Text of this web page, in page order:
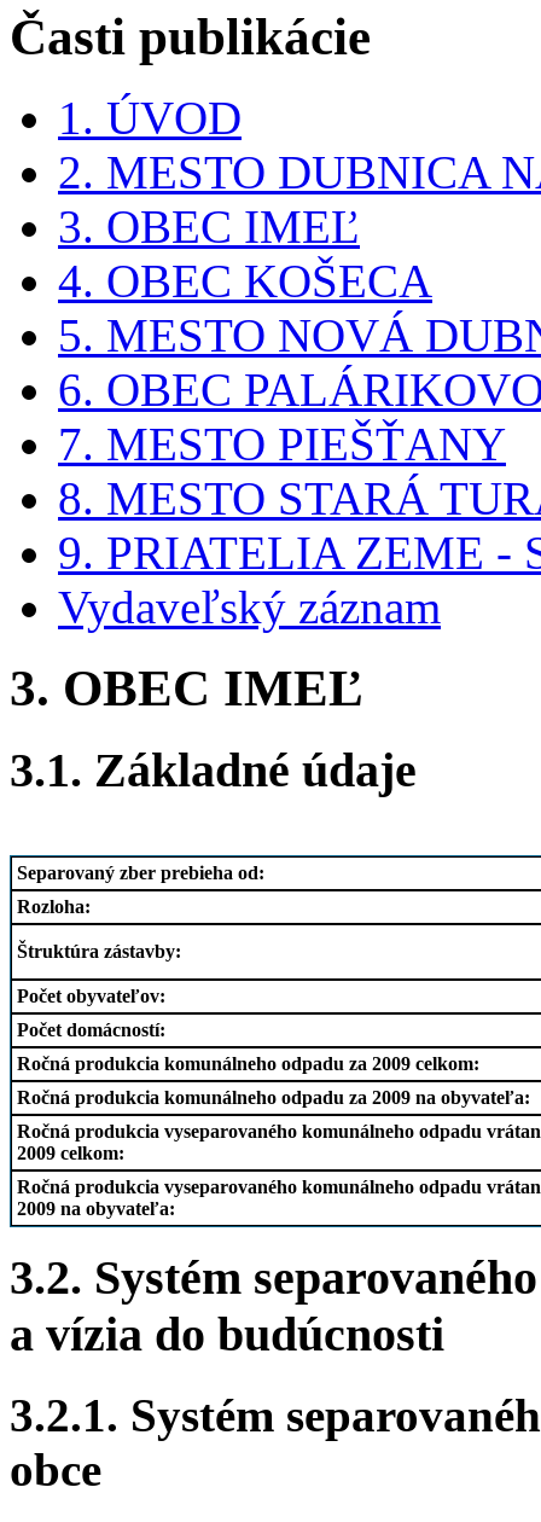
Časti publikácie
1. ÚVOD
2. MESTO DUBNICA
3. OBEC IMEĽ
4. OBEC KOŠECA
5. MESTO NOVÁ
6. OBEC
7. MESTO PIEŠŤANY
8. MESTO STARÁ
9. PRIATELIA ZEME -
Vydaveľský záznam
3. OBEC IMEĽ
3.1. Základné údaje
Separovaný zber prebieha od:
Rozloha:
Štruktúra zástavby:
Počet obyvateľov:
Počet domácností:
Ročná produkcia komunálneho odpadu za 2009 celkom:
Ročná produkcia komunálneho odpadu za 2009 na obyvateľa:
Ročná produkcia vyseparovaného komunálneho odpadu
2009 celkom:
Ročná produkcia vyseparovaného komunálneho odpadu
2009 na obyvateľa:
3.2. Systém
a vízia do budúcnosti
3.2.1. Systém
obce